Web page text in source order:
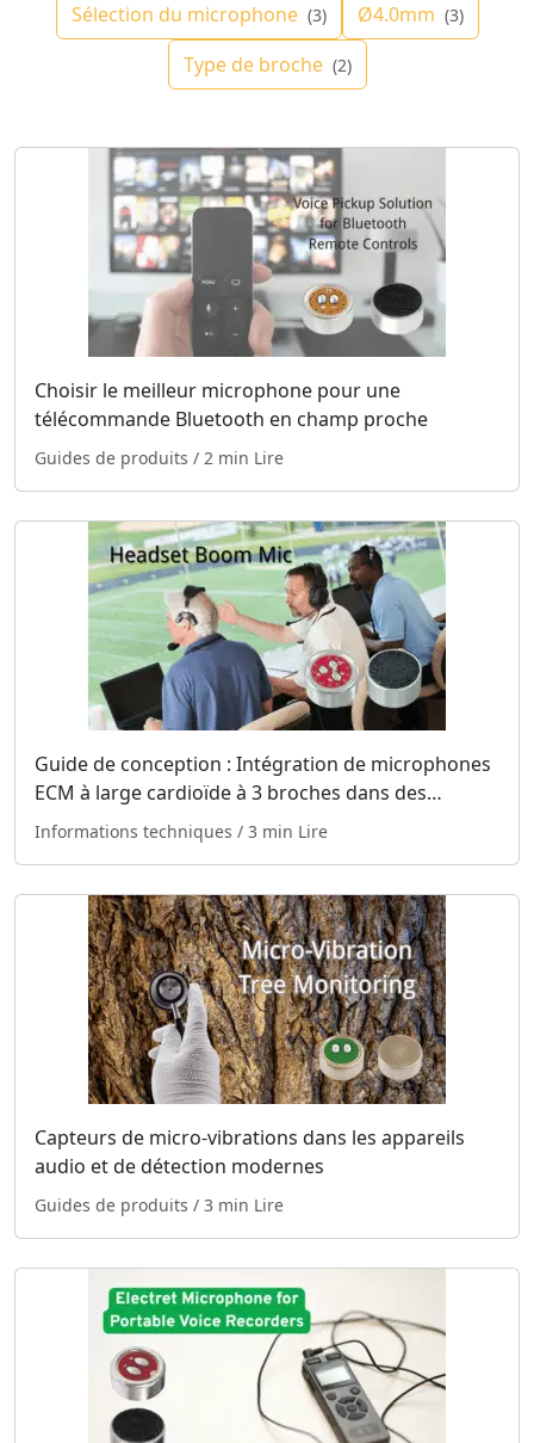
Sélection du microphone (3) Ø4.0mm (3)
Type de broche (2)
Choisir le meilleur microphone pour une
télécommande Bluetooth en champ proche
Guides de produits / 2 min Lire
Guide de conception : Intégration de microphones
ECM à large cardioïde à 3 broches dans des
microphones à perche
Informations techniques / 3 min Lire
Capteurs de micro-vibrations dans les appareils
audio et de détection modernes
Guides de produits / 3 min Lire